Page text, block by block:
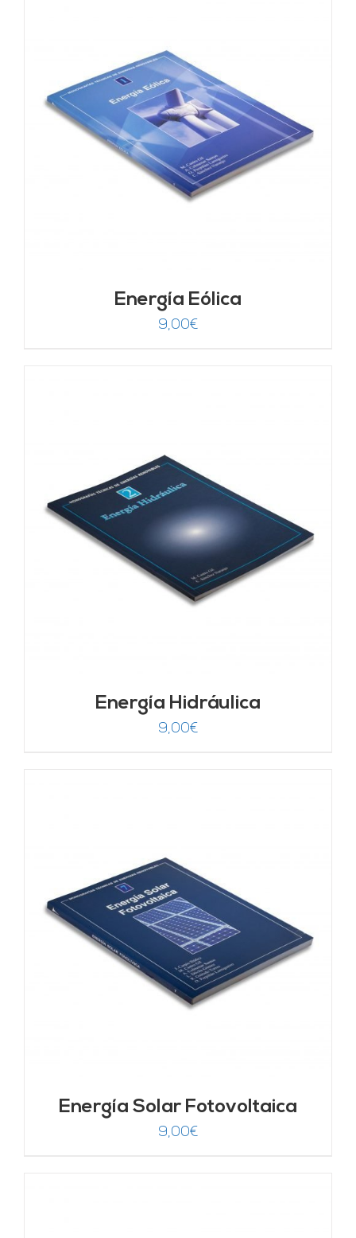
Energía Eólica
9,00€
Energía Hidráulica
9,00€
Energía Solar Fotovoltaica
9,00€